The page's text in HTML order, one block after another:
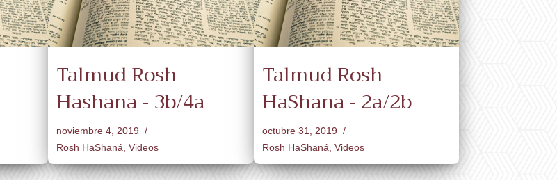
Talmud Rosh
Hashana - 3b/4a
noviembre 4, 2019
Rosh HaShaná Videos
Talmud Rosh
HaShana - 2a/2b
octubre 31, 2019
Rosh HaShaná Videos